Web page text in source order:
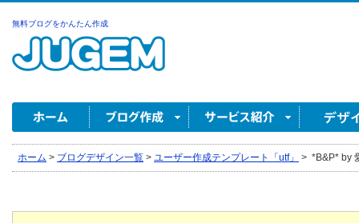
無料ブログをかんたん作成
ホーム > ブログデザイン一覧 > ユーザー作成テンプレート「utf」 > *B&P* by